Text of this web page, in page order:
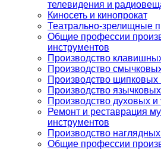
телевидения и
Киносеть и кинопрокат
Театрально-зрелищные
Общие профессии
инструментов
Производство
Производство
Производство щипковых
Производство
Производство духовых
Ремонт и реставрация
инструментов
Производство
Общие профессии